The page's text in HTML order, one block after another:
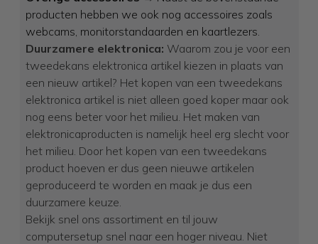
producten hebben we ook nog accessoires zoals
webcams, monitorstandaarden en kaartlezers.
Duurzamere elektronica: Waarom zou je voor een
tweedekans elektronica artikel kiezen in plaats van
een nieuw artikel? Het kopen van een tweedekans
elektronica artikel is niet alleen goed koper maar ook
nog eens beter voor het milieu. Het maken van
elektronicaproducten is namelijk heel erg slecht voor
het milieu. Door het kopen van een tweedekans
product hoeven er dus geen nieuwe artikelen
geproduceerd te worden en maak je dus een
duurzamere keuze.
Bekijk snel ons assortiment en til jouw
computersetup snel naar een hoger niveau. Niet